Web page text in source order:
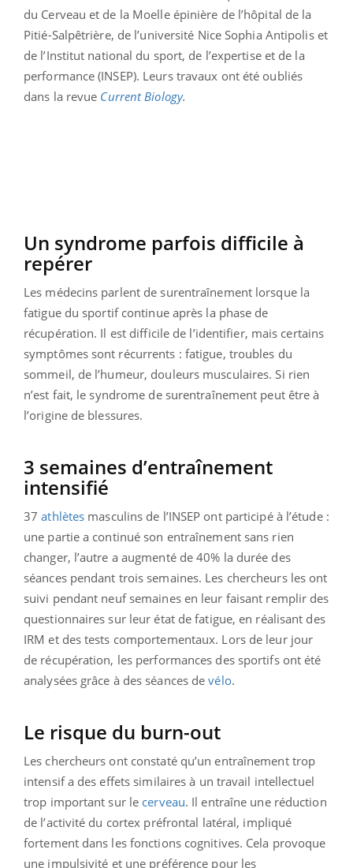
du Cerveau et de la Moelle épinière de l’hôpital de la
Pitié-Salpêtrière, de l’université Nice Sophia Antipolis et
de l’Institut national du sport, de l’expertise et de la
performance (INSEP). Leurs travaux ont été oubliés
dans la revue Current Biology.
Un syndrome parfois difficile à
repérer
Les médecins parlent de surentraînement lorsque la
fatigue du sportif continue après la phase de
récupération. Il est difficile de l’identifier, mais certains
symptômes sont récurrents : fatigue, troubles du
sommeil, de l’humeur, douleurs musculaires. Si rien
n’est fait, le syndrome de surentraînement peut être à
l’origine de blessures.
3 semaines d’entraînement
intensifié
37athlètes masculins de l’INSEP ont participé à l’étude :
une partie a continué son entraînement sans rien
changer, l’autre a augmenté de 40% la durée des
séances pendant trois semaines. Les chercheurs les ont
suivi pendant neuf semaines en leur faisant remplir des
questionnaires sur leur état de fatigue, en réalisant des
IRM et des tests comportementaux. Lors de leur jour
de récupération, les performances des sportifs ont été
analysées grâce à des séances devélo.
Le risque du burn-out
Les chercheurs ont constaté qu’un entraînement trop
intensif a des effets similaires à un travail intellectuel
trop important sur le cerveau. Il entraîne une réduction
de l’activité du cortex préfrontal latéral, impliqué
fortement dans les fonctions cognitives. Cela provoque
une impulsivité et une préférence pour les